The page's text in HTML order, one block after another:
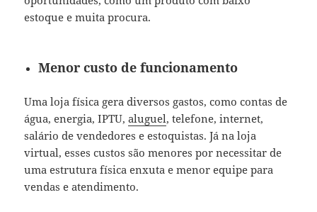
estoque e muita procura.
Menor custo de funcionamento
Uma loja física gera diversos gastos, como contas de
água, energia, IPTU,aluguel, telefone, internet,
salário de vendedores e estoquistas. Já na loja
virtual, esses custos são menores por necessitar de
uma estrutura física enxuta e menor equipe para
vendas e atendimento.